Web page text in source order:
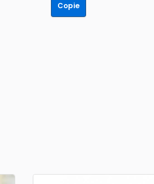
Copie